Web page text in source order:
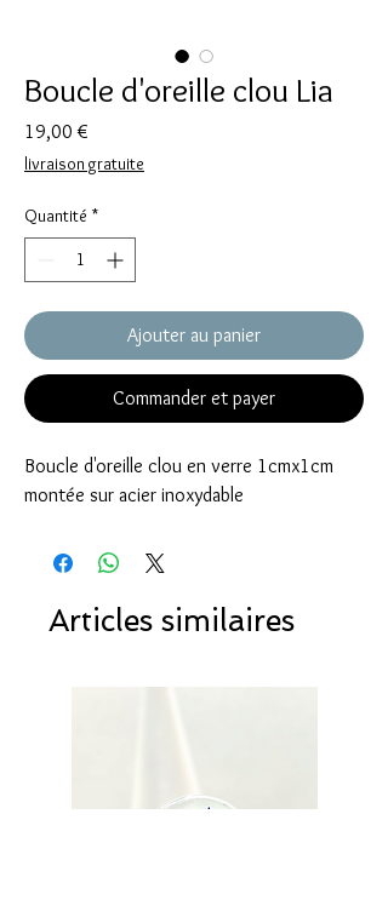
Boucle d'oreille clou Lia
19,00 €
livraison gratuite
Quantité *
Ajouter au panier
Commander et payer
Boucle d'oreille clou en verre 1cmx1cm
montée sur acier inoxydable
Articles similaires